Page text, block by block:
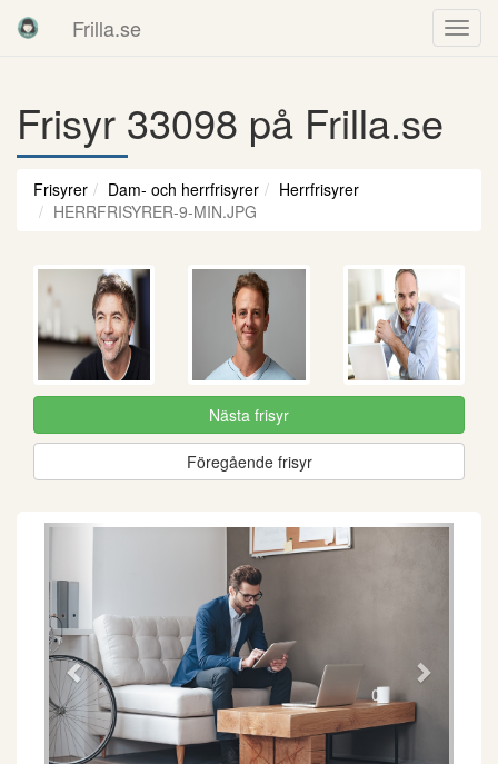
Frilla.se
Frisyr 33098 på Frilla.se
Frisyrer Dam- och herrfrisyrer
Herrfrisyrer
HERRFRISYRER-9-MIN.JPG
Nästa frisyr
Föregående frisyr
Föregående